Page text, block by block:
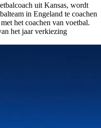
uit Kansas, wordt
in Engeland te coachen
het coachen van voetbal.
het jaar verkiezing